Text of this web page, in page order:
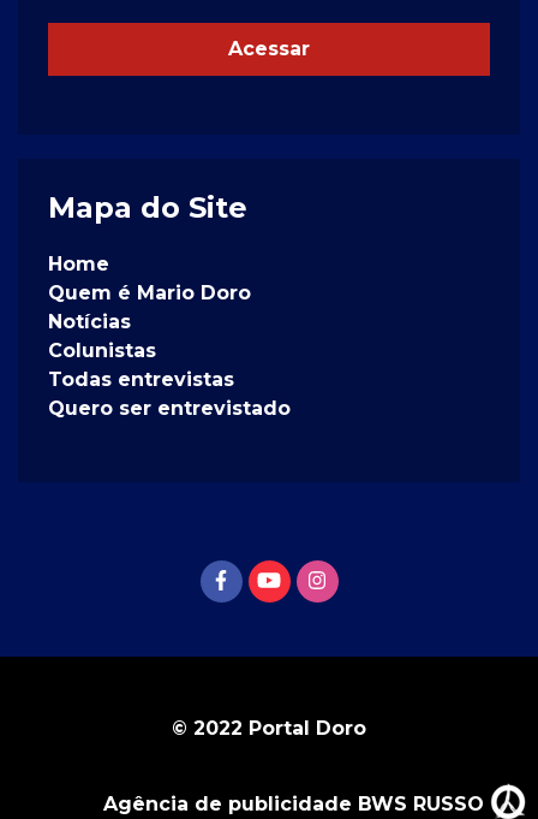
Acessar
Mapa do Site
Home
Quem é Mario Doro
Notícias
Colunistas
Todas entrevistas
Quero ser entrevistado
© 2022 Portal Doro
Agência de publicidade BWS RUSSO